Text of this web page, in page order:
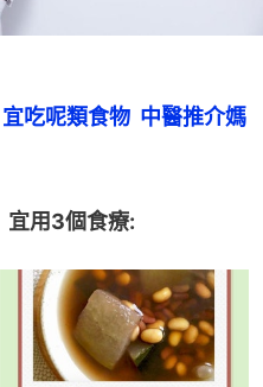
吃呢類食物  中醫推介媽
宜用3個食療: